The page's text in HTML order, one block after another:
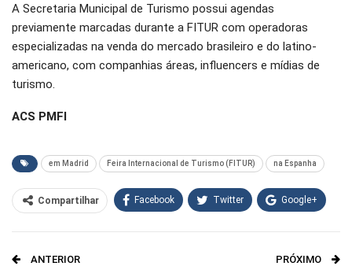
A Secretaria Municipal de Turismo possui agendas
previamente marcadas durante a FITUR com operadoras
especializadas na venda do mercado brasileiro e do latino-
americano, com companhias áreas, influencers e mídias de
turismo.
ACS PMFI
em Madrid Feira Internacional de Turismo (FITUR) na Espanha
Compartilhar Facebook Twitter Google+
O email
ANTERIOR PRÓXIMO